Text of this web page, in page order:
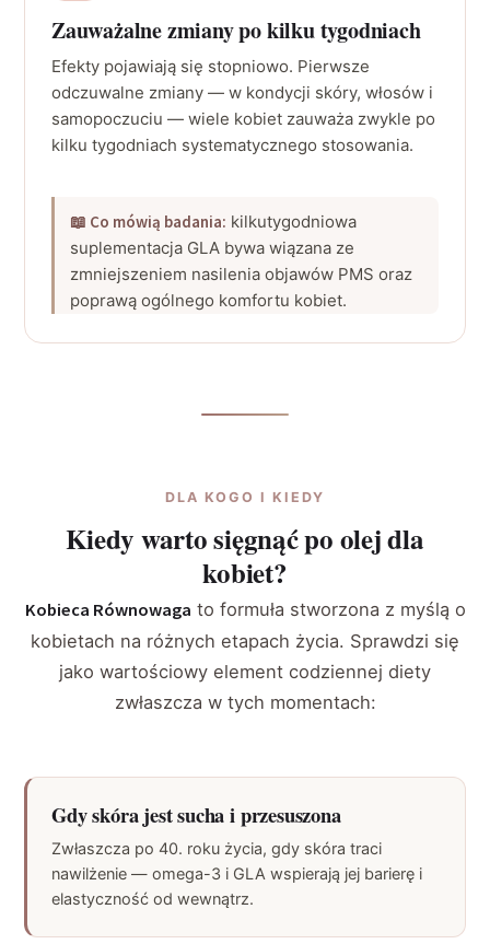
Zauważalne zmiany po kilku tygodniach
Efekty pojawiają się stopniowo. Pierwsze
odczuwalne zmiany — w kondycji skóry, włosów i
samopoczuciu — wiele kobiet zauważa zwykle po
kilku tygodniach systematycznego stosowania.
📖 Co mówią badania: kilkutygodniowa
suplementacja GLA bywa wiązana ze
zmniejszeniem nasilenia objawów PMS oraz
poprawą ogólnego komfortu kobiet.
DLA KOGO I KIEDY
Kiedy warto sięgnąć po olej dla
kobiet?
Kobieca Równowaga to formuła stworzona z myślą o
kobietach na różnych etapach życia. Sprawdzi się
jako wartościowy element codziennej diety
zwłaszcza w tych momentach:
Gdy skóra jest sucha i przesuszona
Zwłaszcza po 40. roku życia, gdy skóra traci
nawilżenie — omega-3 i GLA wspierają jej barierę i
elastyczność od wewnątrz.